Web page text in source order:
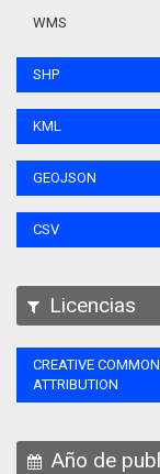
WMS
SHP
KML
GEOJSON
CSV
Licencias
CREATIVE
ATTRIBUTION
Año de